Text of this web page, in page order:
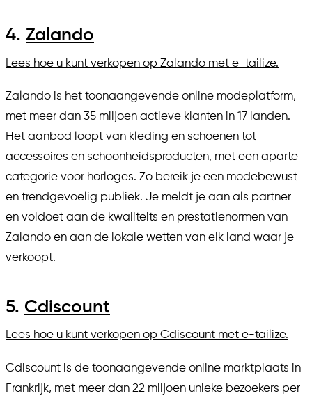
4. Zalando
Lees hoe u kunt verkopen op Zalando met e-tailize.
Zalando is het toonaangevende online modeplatform,
met meer dan 35 miljoen actieve klanten in 17 landen.
Het aanbod loopt van kleding en schoenen tot
accessoires en schoonheidsproducten, met een aparte
categorie voor horloges. Zo bereik je een modebewust
en trendgevoelig publiek. Je meldt je aan als partner
en voldoet aan de kwaliteits en prestatienormen van
Zalando en aan de lokale wetten van elk land waar je
verkoopt.
5. Cdiscount
Lees hoe u kunt verkopen op Cdiscount met e-tailize.
Cdiscount is de toonaangevende online marktplaats in
Frankrijk, met meer dan 22 miljoen unieke bezoekers per